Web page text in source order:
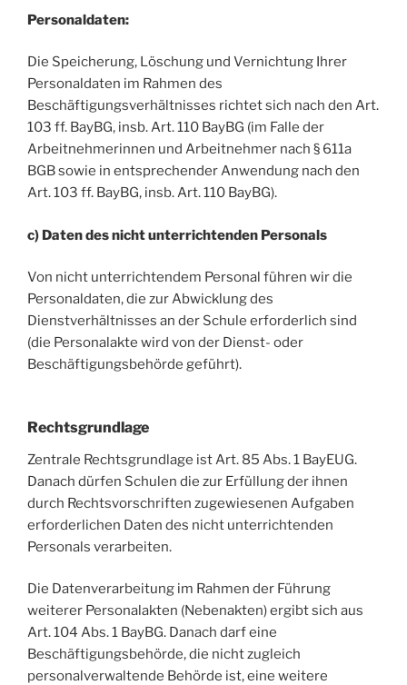
Personaldaten:
Die Speicherung, Löschung und Vernichtung Ihrer
Personaldaten im Rahmen des
Beschäftigungsverhältnisses richtet sich nach den Art.
103 ff. BayBG, insb. Art. 110 BayBG (im Falle der
Arbeitnehmerinnen und Arbeitnehmer nach § 611a
BGB sowie in entsprechender Anwendung nach den
Art. 103 ff. BayBG, insb. Art. 110 BayBG).
c) Daten des nicht unterrichtenden Personals
Von nicht unterrichtendem Personal führen wir die
Personaldaten, die zur Abwicklung des
Dienstverhältnisses an der Schule erforderlich sind
(die Personalakte wird von der Dienst- oder
Beschäftigungsbehörde geführt).
Rechtsgrundlage
Zentrale Rechtsgrundlage ist Art. 85 Abs. 1 BayEUG.
Danach dürfen Schulen die zur Erfüllung der ihnen
durch Rechtsvorschriften zugewiesenen Aufgaben
erforderlichen Daten des nicht unterrichtenden
Personals verarbeiten.
Die Datenverarbeitung im Rahmen der Führung
weiterer Personalakten (Nebenakten) ergibt sich aus
Art. 104 Abs. 1 BayBG. Danach darf eine
Beschäftigungsbehörde, die nicht zugleich
personalverwaltende Behörde ist, eine weitere